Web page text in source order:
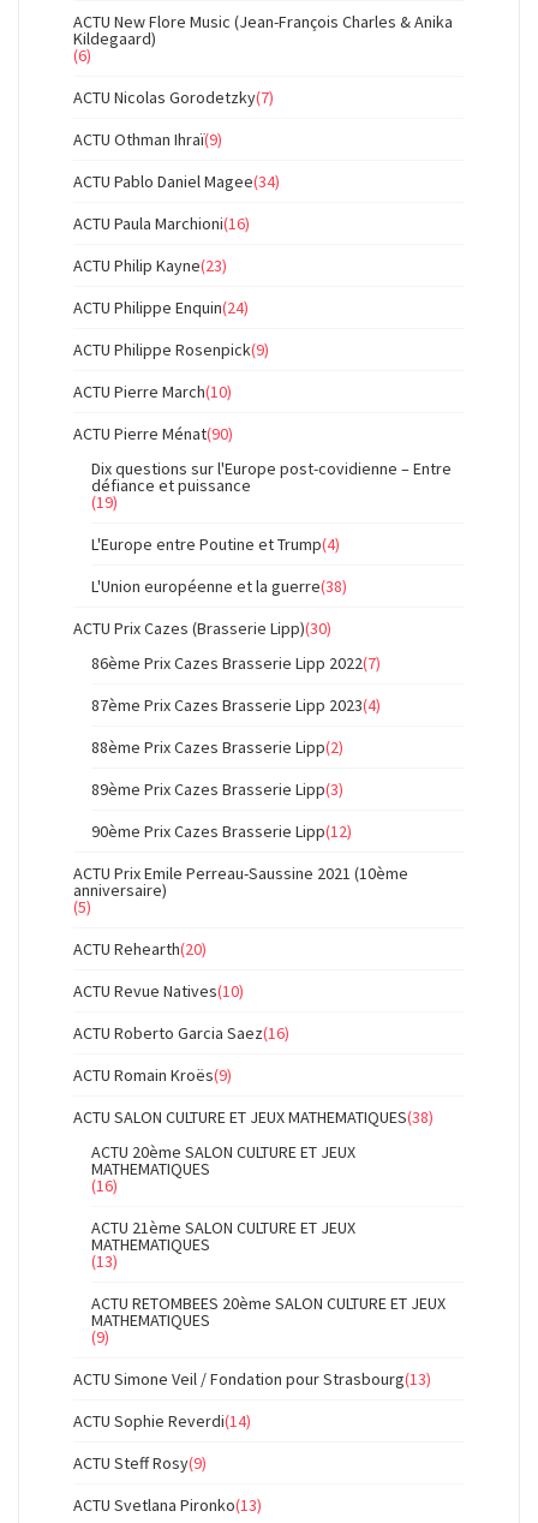
ACTU New Flore Music (Jean-François Charles & Anika
Kildegaard)
(6)
ACTU Nicolas Gorodetzky(7)
ACTU Othman Ihraï(9)
ACTU Pablo Daniel Magee(34)
ACTU Paula Marchioni(16)
ACTU Philip Kayne(23)
ACTU Philippe Enquin(24)
ACTU Philippe Rosenpick(9)
ACTU Pierre March(10)
ACTU Pierre Ménat(90)
Dix questions sur l'Europe post-covidienne – Entre
défiance et puissance
(19)
L'Europe entre Poutine et Trump(4)
L'Union européenne et la guerre(38)
ACTU Prix Cazes (Brasserie Lipp)(30)
86ème Prix Cazes Brasserie Lipp 2022(7)
87ème Prix Cazes Brasserie Lipp 2023(4)
88ème Prix Cazes Brasserie Lipp(2)
89ème Prix Cazes Brasserie Lipp(3)
90ème Prix Cazes Brasserie Lipp(12)
ACTU Prix Emile Perreau-Saussine 2021 (10ème
anniversaire)
(5)
ACTU Rehearth(20)
ACTU Revue Natives(10)
ACTU Roberto Garcia Saez(16)
ACTU Romain Kroës(9)
ACTU SALON CULTURE ET JEUX MATHEMATIQUES(38)
ACTU 20ème SALON CULTURE ET JEUX
MATHEMATIQUES
(16)
ACTU 21ème SALON CULTURE ET JEUX
MATHEMATIQUES
(13)
ACTU RETOMBEES 20ème SALON CULTURE ET JEUX
MATHEMATIQUES
(9)
ACTU Simone Veil / Fondation pour Strasbourg(13)
ACTU Sophie Reverdi(14)
ACTU Steff Rosy(9)
ACTU Svetlana Pironko(13)